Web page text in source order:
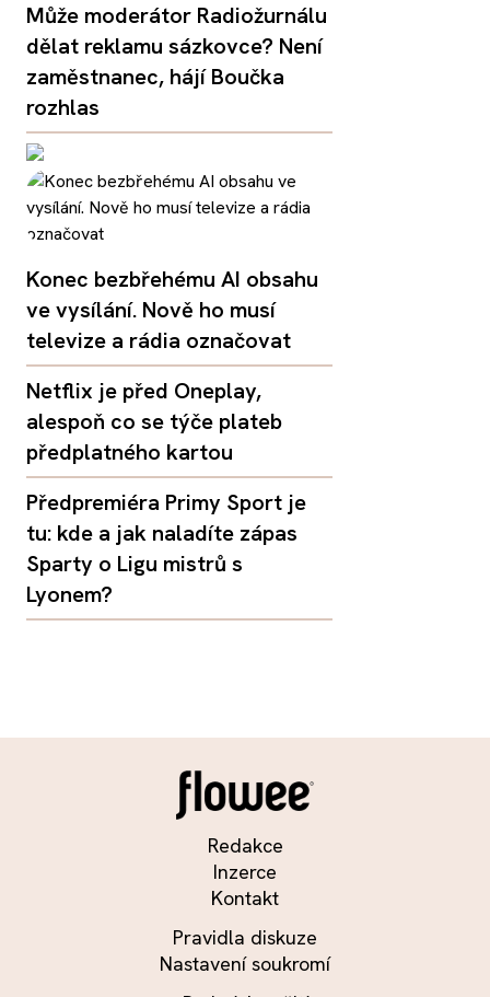
Může moderátor Radiožurnálu
dělat reklamu sázkovce? Není
zaměstnanec, hájí Boučka
rozhlas
Konec bezbřehému AI obsahu
ve vysílání. Nově ho musí
televize a rádia označovat
Netflix je před Oneplay,
alespoň co se týče plateb
předplatného kartou
Předpremiéra Primy Sport je
tu: kde a jak naladíte zápas
Sparty o Ligu mistrů s
Lyonem?
Redakce
Inzerce
Kontakt
Pravidla diskuze
Nastavení soukromí